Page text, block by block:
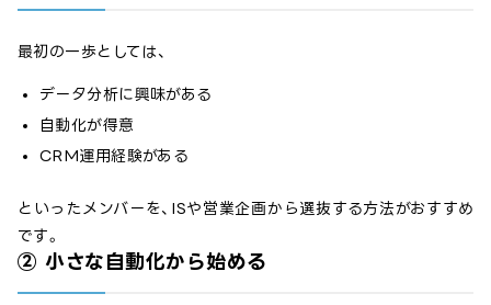
最初の一歩としては、
データ分析に興味がある
自動化が得意
CRM運用経験がある
といったメンバーを、ISや営業企画から選抜する方法がおすすめ
です。
② 小さな自動化から始める